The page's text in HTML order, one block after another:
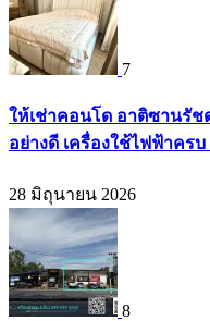
7
ให้เช่าคอนโด อาติซานรัช
อย่างดี เครื่องใช้ไฟฟ้าครบ
28 มิถุนายน 2026
8